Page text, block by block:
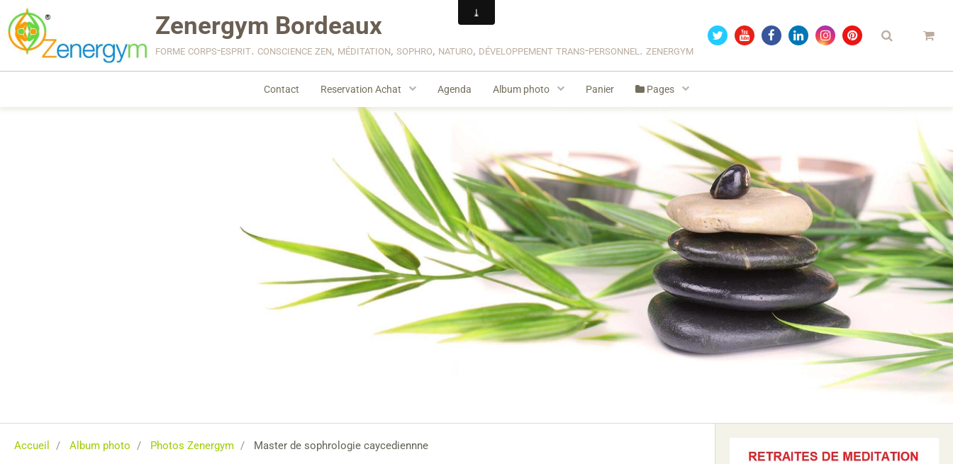
Zenergym Bordeaux
forme corps-esprit. conscience zen, méditation, sophro, naturo, développement trans-personnel. zenergym
Contact Reservation Achat Agenda Album photo Panier Pages
Accueil Album photo Photos Zenergym Master de sophrologie caycediennne